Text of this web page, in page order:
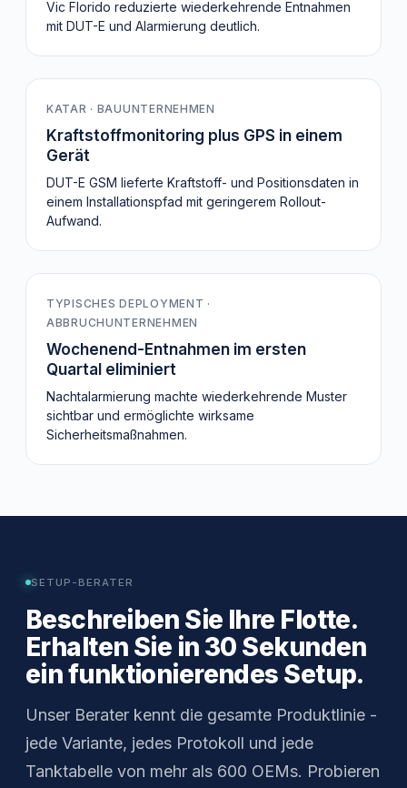
Vic Florido reduzierte wiederkehrende Entnahmen
mit DUT-E und Alarmierung deutlich.
2-in-1
KATAR · BAUUNTERNEHMEN
Kraftstoffmonitoring plus GPS in einem
Gerät
DUT-E GSM lieferte Kraftstoff- und Positionsdaten in
einem Installationspfad mit geringerem Rollout-
Aufwand.
0
TYPISCHES DEPLOYMENT ·
ABBRUCHUNTERNEHMEN
Wochenend-Entnahmen im ersten
Quartal eliminiert
Nachtalarmierung machte wiederkehrende Muster
sichtbar und ermöglichte wirksame
Sicherheitsmaßnahmen.
SETUP-BERATER
Beschreiben Sie Ihre Flotte.
Erhalten Sie in 30 Sekunden
ein funktionierendes Setup.
Unser Berater kennt die gesamte Produktlinie -
jede Variante, jedes Protokoll und jede
Tanktabelle von mehr als 600 OEMs. Probieren